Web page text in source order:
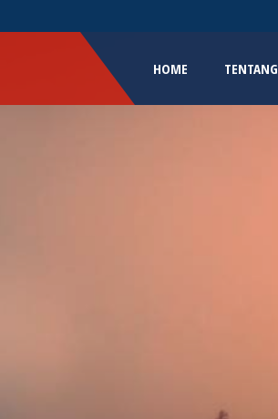
HOME TENTANG